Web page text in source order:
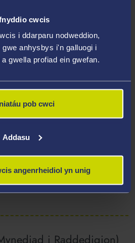
cwcis
i ddarparu nodweddion,
anhysbys i'n galluogi i
gwella profiad ein gwefan.
pob cwci
Addasu
angenrheidiol yn unig
ac Iechyd
i Raddedigion)